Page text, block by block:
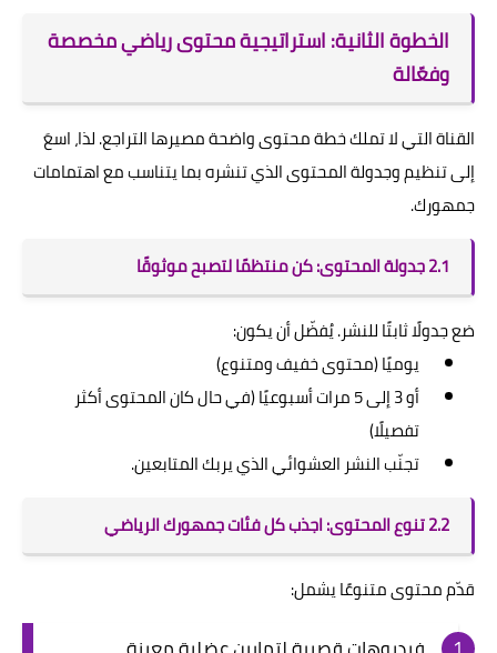
الخطوة الثانية: استراتيجية محتوى رياضي مخصصة
وفعّالة
القناة التي لا تملك خطة محتوى واضحة مصيرها التراجع. لذا، اسعَ
إلى تنظيم وجدولة المحتوى الذي تنشره بما يتناسب مع اهتمامات
جمهورك.
2.1 جدولة المحتوى: كن منتظمًا لتصبح موثوقًا
ضع جدولًا ثابتًا للنشر. يُفضّل أن يكون:
يوميًا (محتوى خفيف ومتنوع)
أو 3 إلى 5 مرات أسبوعيًا (في حال كان المحتوى أكثر
تفصيلًا)
تجنّب النشر العشوائي الذي يربك المتابعين.
2.2 تنوع المحتوى: اجذب كل فئات جمهورك الرياضي
قدّم محتوى متنوعًا يشمل: